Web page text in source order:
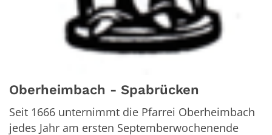
Oberheimbach - Spabrücken
Seit 1666 unternimmt die Pfarrei Oberheimbach
jedes Jahr am ersten Septemberwochenende